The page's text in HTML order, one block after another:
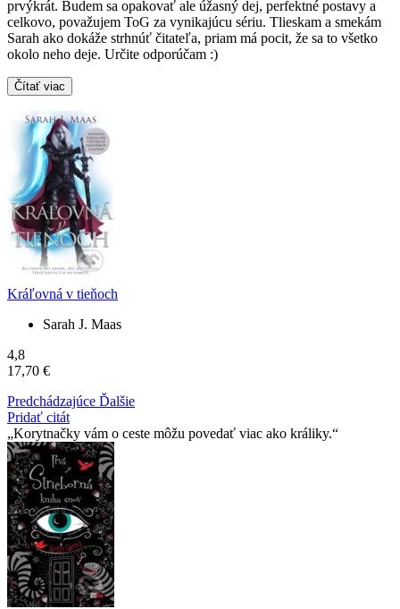
prvýkrát. Budem sa opakovať ale úžasný dej, perfektné postavy a
celkovo, považujem ToG za vynikajúcu sériu. Tlieskam a smekám
Sarah ako dokáže strhnúť čitateľa, priam má pocit, že sa to všetko
okolo neho deje. Určite odporúčam :)
Čítať viac
Kráľovná v tieňoch
Sarah J. Maas
4,8
17,70 €
Predchádzajúce Ďalšie
Pridať citát
Korytnačky vám o ceste môžu povedať viac ako králiky.